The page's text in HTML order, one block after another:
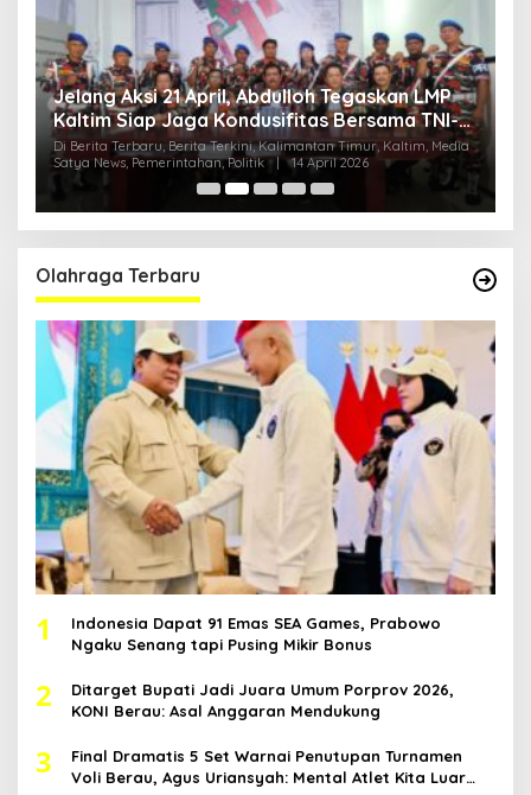
Jelang Aksi 21 April, Abdulloh Tegaskan LMP
Kaltim Siap Jaga Kondusifitas Bersama TNI-
Polri
Di Berita Terbaru, Berita Terkini, Kalimantan Timur, Kaltim, Media
Satya News, Pemerintahan, Politik
14 April 2026
Olahraga Terbaru
1
Indonesia Dapat 91 Emas SEA Games, Prabowo
Ngaku Senang tapi Pusing Mikir Bonus
2
Ditarget Bupati Jadi Juara Umum Porprov 2026,
KONI Berau: Asal Anggaran Mendukung
3
Final Dramatis 5 Set Warnai Penutupan Turnamen
Voli Berau, Agus Uriansyah: Mental Atlet Kita Luar